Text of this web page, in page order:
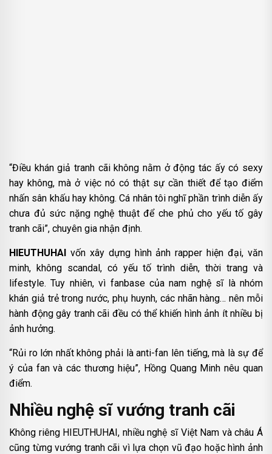
“Điều khán giả tranh cãi không nằm ở động tác ấy có sexy
hay không, mà ở việc nó có thật sự cần thiết để tạo điểm
nhấn sân khấu hay không. Cá nhân tôi nghĩ phần trình diễn ấy
chưa đủ sức nặng nghệ thuật để che phủ cho yếu tố gây
tranh cãi”, chuyên gia nhận định.
HIEUTHUHAI vốn xây dựng hình ảnh rapper hiện đại, văn
minh, không scandal, có yếu tố trình diễn, thời trang và
lifestyle. Tuy nhiên, vì fanbase của nam nghệ sĩ là nhóm
khán giả trẻ trong nước, phụ huynh, các nhãn hàng… nên mỗi
hành động gây tranh cãi đều có thể khiến hình ảnh ít nhiều bị
ảnh hưởng.
“Rủi ro lớn nhất không phải là anti-fan lên tiếng, mà là sự để
ý của fan và các thương hiệu”, Hồng Quang Minh nêu quan
điểm.
Nhiều nghệ sĩ vướng tranh cãi
Không riêng HIEUTHUHAI, nhiều nghệ sĩ Việt Nam và châu Á
cũng từng vướng tranh cãi vì lựa chọn vũ đạo hoặc hình ảnh